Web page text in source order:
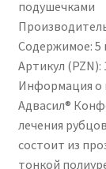
подушечками
Содержимое: 5
Артикул (PZN):
Информация о
Адвасил®
лечения
состоит из
тонкой